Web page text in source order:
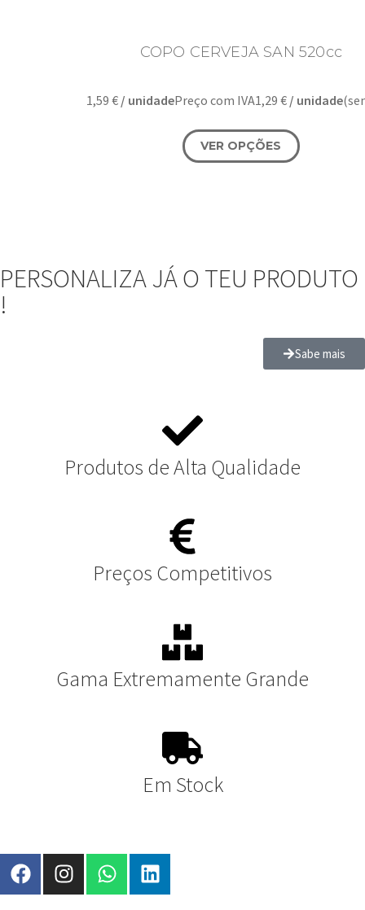
COPO CERVEJA SAN 520cc
1,59 € / unidadePreço com IVA1,29 € / unidade
VER OPÇÕES
PERSONALIZA JÁ O TEU PRODUTO
!
Sabe mais
Produtos de Alta Qualidade
Preços Competitivos
Gama Extremamente Grande
Em Stock